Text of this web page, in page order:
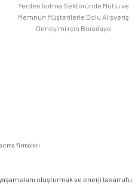
Yerden Isıtma Sektöründe Mutlu ve
Memnun Müşterilerle Dolu Alışveriş
Deneyimi için Buradayız
alanı oluşturmak ve enerji tasarrufu